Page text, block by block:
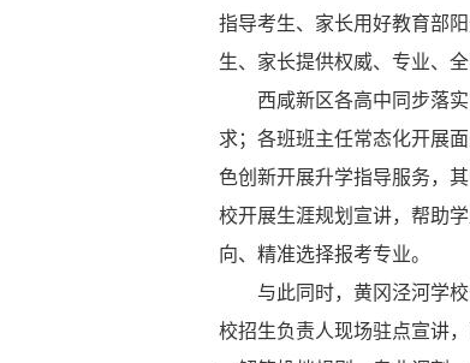
指导考生、家长用好教育部
生、家长提供权威、专业、全
西咸新区各高中同步落
求；各班班主任常态化开展
色创新开展升学指导服务，
校开展生涯规划宣讲，帮助
向、精准选择报考专业。
与此同时，黄冈泾河学
校招生负责人现场驻点宣讲